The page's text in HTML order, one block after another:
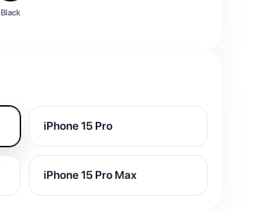
Black
iPhone 15 Pro
iPhone 15 Pro Max